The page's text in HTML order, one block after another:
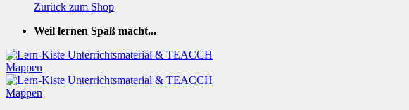
Zurück zum Shop
Weil lernen Spaß macht...